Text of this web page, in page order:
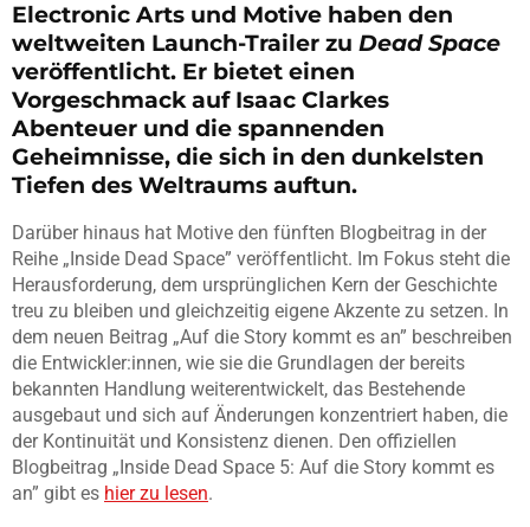
Electronic Arts und Motive haben den
weltweiten Launch-Trailer zu Dead Space
veröffentlicht. Er bietet einen
Vorgeschmack auf Isaac Clarkes
Abenteuer und die spannenden
Geheimnisse, die sich in den dunkelsten
Tiefen des Weltraums auftun.
Darüber hinaus hat Motive den fünften Blogbeitrag in der
Reihe „Inside Dead Space” veröffentlicht. Im Fokus steht die
Herausforderung, dem ursprünglichen Kern der Geschichte
treu zu bleiben und gleichzeitig eigene Akzente zu setzen. In
dem neuen Beitrag „Auf die Story kommt es an” beschreiben
die Entwickler:innen, wie sie die Grundlagen der bereits
bekannten Handlung weiterentwickelt, das Bestehende
ausgebaut und sich auf Änderungen konzentriert haben, die
der Kontinuität und Konsistenz dienen. Den offiziellen
Blogbeitrag „Inside Dead Space 5: Auf die Story kommt es
an” gibt es hier zu lesen.